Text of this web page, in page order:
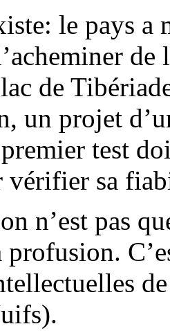
le pays a
de
de
un projet
test
vérifier sa
n’est pas
profusion.